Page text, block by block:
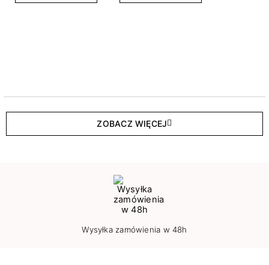
ZOBACZ WIĘCEJ
Wysyłka zamówienia w 48h